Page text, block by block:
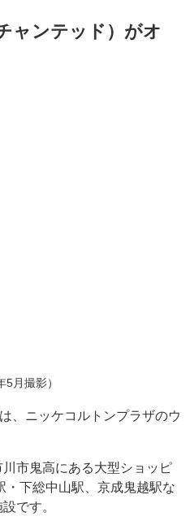
ャンテッド）がオ
5月撮影）
、ニッケコルトンプラザのウ
市鬼高にある大型ショッピ
・下総中山駅、京成鬼越駅な
です。